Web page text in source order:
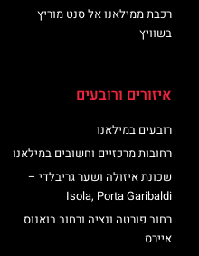
רכבת ממילאנו אל סנט מוריץ
בשוויץ
איזורים ורובעים
רובעים במילאנו
רחובות מרכזיים וחשובים במילאנו
שכונת איזולה ושער גריבלדי –
Isola, Porta Garibaldi
רחוב פורטה ונציה ורחוב בואנוס
איירס